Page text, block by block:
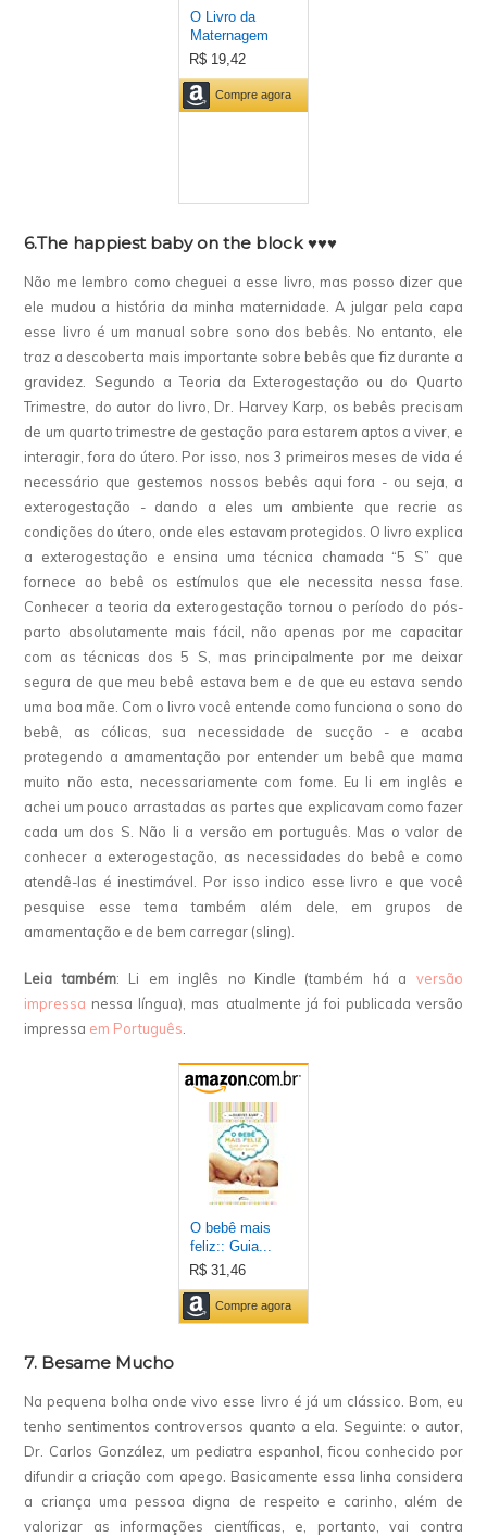
6.The happiest baby on the block♥♥♥
Não me lembro como cheguei a esse livro, mas posso dizer que
ele mudou a história da minha maternidade. A julgar pela capa
esse livro é um manual sobre sono dos bebês. No entanto, ele
traz a descoberta mais importante sobre bebês que fiz durante a
gravidez. Segundo a Teoria da Exterogestação ou do Quarto
Trimestre, do autor do livro, Dr. Harvey Karp, os bebês precisam
de um quarto trimestre de gestação para estarem aptos a viver, e
interagir, fora do útero. Por isso, nos 3 primeiros meses de vida é
necessário que gestemos nossos bebês aqui fora - ou seja, a
exterogestação - dando a eles um ambiente que recrie as
condições do útero, onde eles estavam protegidos. O livro explica
a exterogestação e ensina uma técnica chamada “5 S” que
fornece ao bebê os estímulos que ele necessita nessa fase.
Conhecer a teoria da exterogestação tornou o período do pós-
parto absolutamente mais fácil, não apenas por me capacitar
com as técnicas dos 5 S, mas principalmente por me deixar
segura de que meu bebê estava bem e de que eu estava sendo
uma boa mãe. Com o livro você entende como funciona o sono do
bebê, as cólicas, sua necessidade de sucção - e acaba
protegendo a amamentação por entender um bebê que mama
muito não esta, necessariamente com fome. Eu li em inglês e
achei um pouco arrastadas as partes que explicavam como fazer
cada um dos S. Não li a versão em português. Mas o valor de
conhecer a exterogestação, as necessidades do bebê e como
atendê-las é inestimável. Por isso indico esse livro e que você
pesquise esse tema também além dele, em grupos de
amamentação e de bem carregar (sling).
Leia também: Li em inglês no Kindle (também há a versão
impressa nessa língua), mas atualmente já foi publicada versão
impressa em Português
7. Besame Mucho
Na pequena bolha onde vivo esse livro é já um clássico. Bom, eu
tenho sentimentos controversos quanto a ela. Seguinte: o autor,
Dr. Carlos González, um pediatra espanhol, ficou conhecido por
difundir a criação com apego. Basicamente essa linha considera
a criança uma pessoa digna de respeito e carinho, além de
valorizar as informações científicas, e, portanto, vai contra